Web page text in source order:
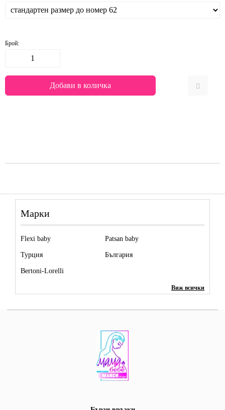
Брой:
Марки
Flexi baby Patsan baby
Турция България
Bertoni-Lorelli
Виж всички